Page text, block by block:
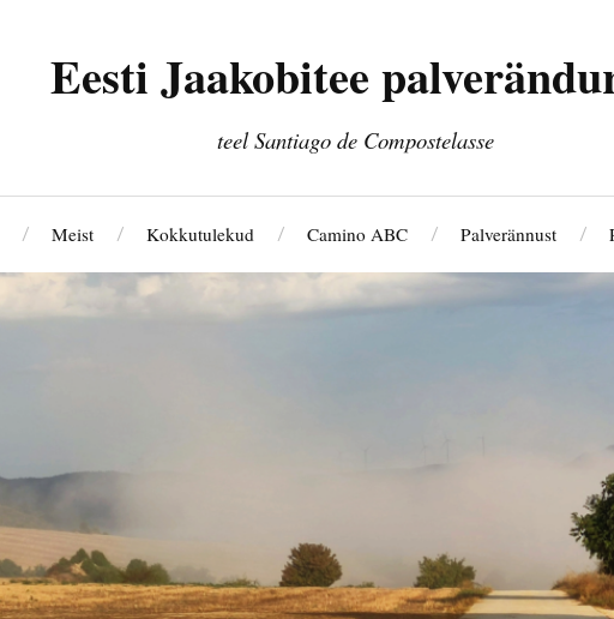
Eesti Jaakobitee
teel Santiago de Compostelasse
Meist Kokkutulekud Camino ABC Palverännust